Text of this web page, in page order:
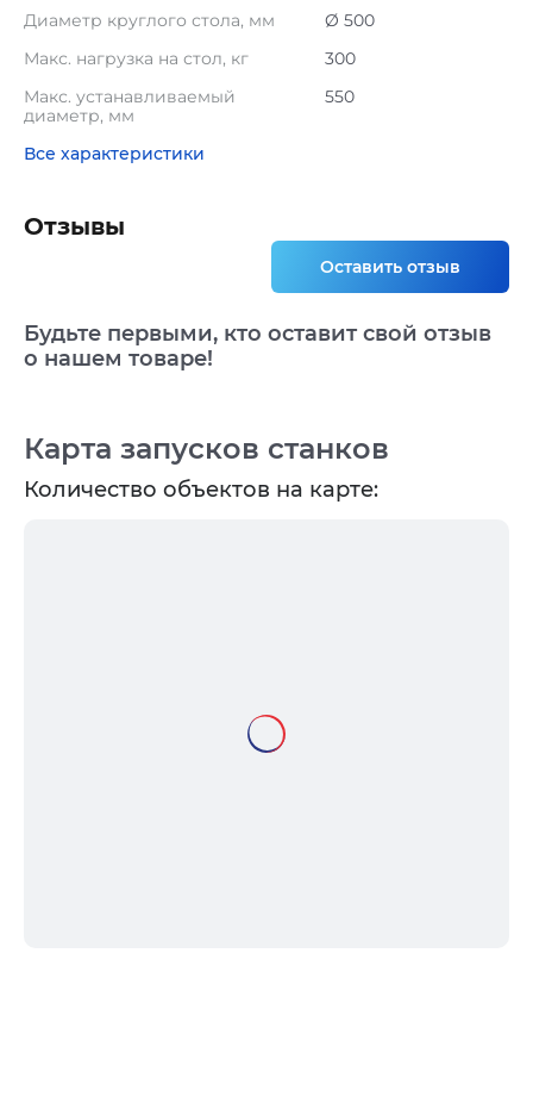
Диаметр круглого стола, мм
Ø 500
Макс. нагрузка на стол, кг
300
Макс. устанавливаемый
диаметр, мм
550
Все характеристики
Карта запусков станков
Количество объектов на карте:
Отзывы
Оставить отзыв
Будьте первыми, кто оставит свой отзыв
о нашем товаре!